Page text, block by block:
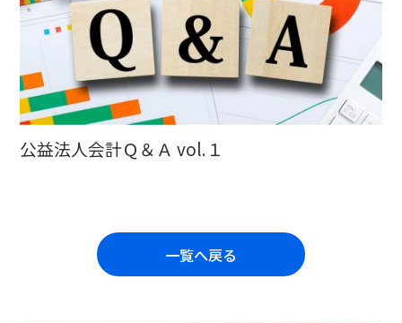
公益法人会計Ｑ＆Ａ vol.１
一覧へ戻る